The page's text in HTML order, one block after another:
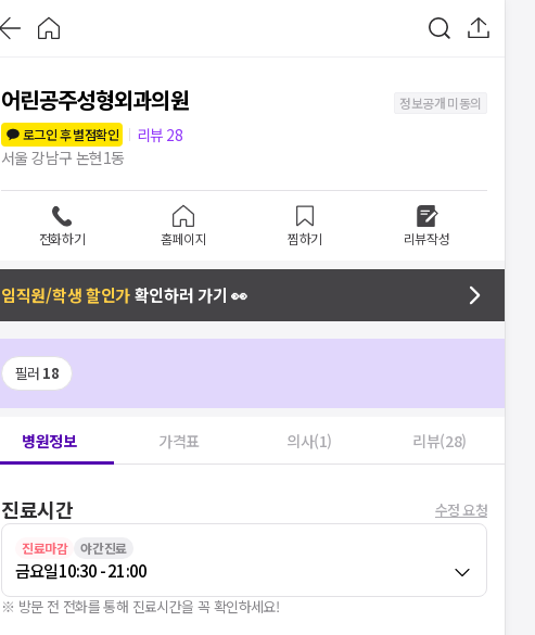
어린공주성형외과의원
정보공개 미동의
로그인 후 별점확인
리뷰 28
서울 강남구 논현1동
전화하기 홈페이지 찜하기 리뷰작성
임직원/학생 할인가확인하러 가기 👀
필러 18
병원정보 가격표 의사(1) 리뷰(28)
진료시간 수정 요청
진료마감 야간진료
금요일10:30 - 21:00
※ 방문 전 전화를 통해 진료시간을 꼭 확인하세요!